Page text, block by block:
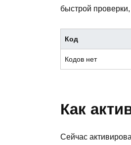
быстрой
Код
Кодов нет
Как
Сейчас